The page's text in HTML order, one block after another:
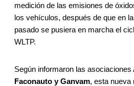
medición de las emisiones de
los vehículos, después de que en
pasado se pusiera en marcha el
WLTP.
Según informaron las asociaciones
Faconauto y Ganvam, esta nueva